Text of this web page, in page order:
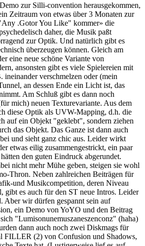
zur Silli-convention herausgekommen,
Zeitraum von etwas über 3 Monaten zur
.Gotor You Like" kommer» die
daher, die Musik paßt
zur Optik. Und natürlich gibt es
überzeugen können. Gleich am
eine neue schöne Variante von
ansonsten gibt es viele Spielereien mit
ineinander verschmelzen oder (mein
an dessen Ende ein Licht ist, das
Am Schluß gibt es dann noch
mich) neuen Texturevariante. Aus dem
diese Optik als UVW-Mapping, d.h. die
auf ein Objekt "geklebt", sondern ziehen
das Objekt. Das Ganze ist dann auch
und sieht ganz chic aus. Leider wirkt
etwas eilig zusammengestrickt, ein paar
den guten Eindruck abgerundet.
nicht mehr Mühe geben, steigen sie wohl
Thron. Neben zahlreichen Beiträgen für
und Musikcompetition, deren Niveau
gibt es auch für den ST neue Intros. Leider
Aber wir dürfen gespannt sein auf
ein Demo von YoYO und den Beitrag
"Lumisonunemuszaneszenconz" (haha)
dann auch noch zwei Diskmags für
FILLER (2) von Confusion und Shadows,